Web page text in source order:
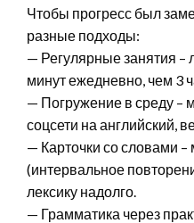
Чтобы прогресс был
разные подходы:
— Регулярные занятия –
минут ежедневно, чем 3
— Погружение в среду –
соцсети на английский,
— Карточки со словами
(интервальное
лексику надолго.
— Грамматика через